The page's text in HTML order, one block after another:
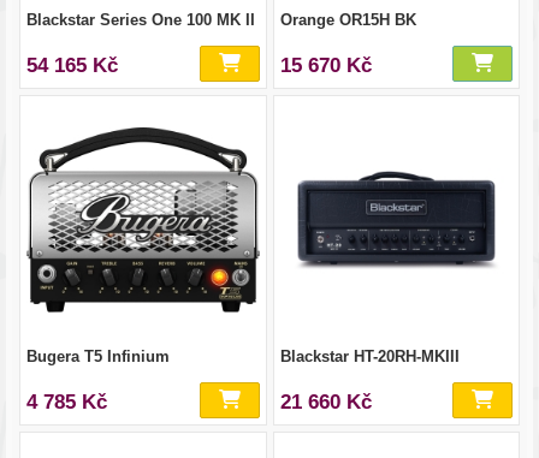
Blackstar Series One 100 MK II
54 165 Kč
Orange OR15H BK
15 670 Kč
Bugera T5 Infinium
4 785 Kč
Blackstar HT-20RH-MKIII
21 660 Kč